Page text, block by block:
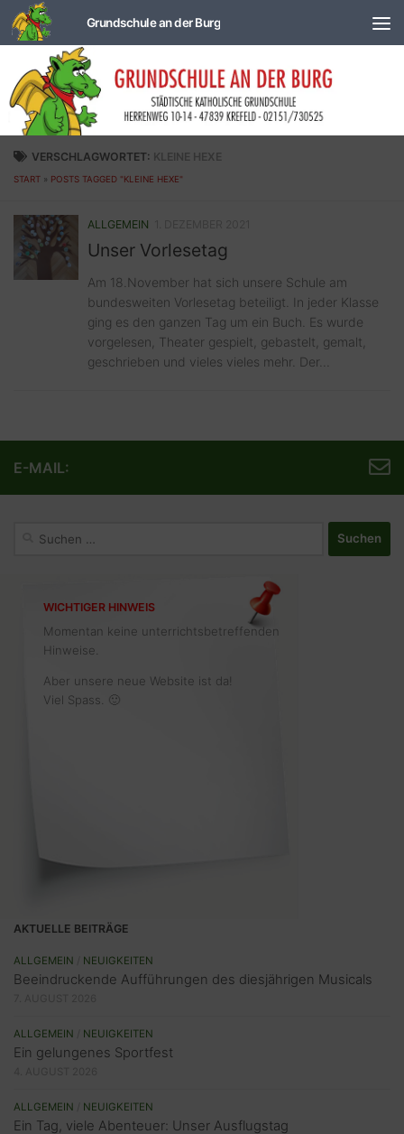
Zum Inhalt springen
VERSCHLAGWORTET: KLEINE HEXE
START » POSTS TAGGED "KLEINE HEXE"
ALLGEMEIN
Unser Vorlesetag
Am 18.November hat sich unsere Schule am
bundesweiten Vorlesetag beteiligt. In jeder Klasse
ging es den ganzen Tag um ein Buch. Es wurde
vorgelesen, Theater gespielt, gebastelt, gemalt,
geschrieben und vieles vieles mehr. Der...
E-MAIL:
WICHTIGER HINWEIS
Momentan keine unterrichtsbetreffenden
Hinweise.
Aber unsere neue Website ist da!
Viel Spass. 🙂
AKTUELLE BEITRÄGE
ALLGEMEIN NEUIGKEITEN
Beeindruckende Aufführungen des diesjährigen Musicals
ALLGEMEIN NEUIGKEITEN
Ein gelungenes Sportfest
ALLGEMEIN NEUIGKEITEN
Ein Tag, viele Abenteuer: Unser Ausflugstag